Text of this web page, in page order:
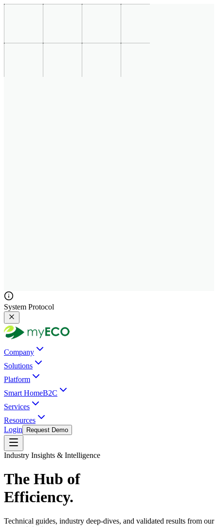
System Protocol
Company
Solutions
Platform
Smart HomeB2C
Services
Resources
Login
Request Demo
Industry Insights & Intelligence
The Hub of
Efficiency.
Technical guides, industry deep-dives, and validated results from our